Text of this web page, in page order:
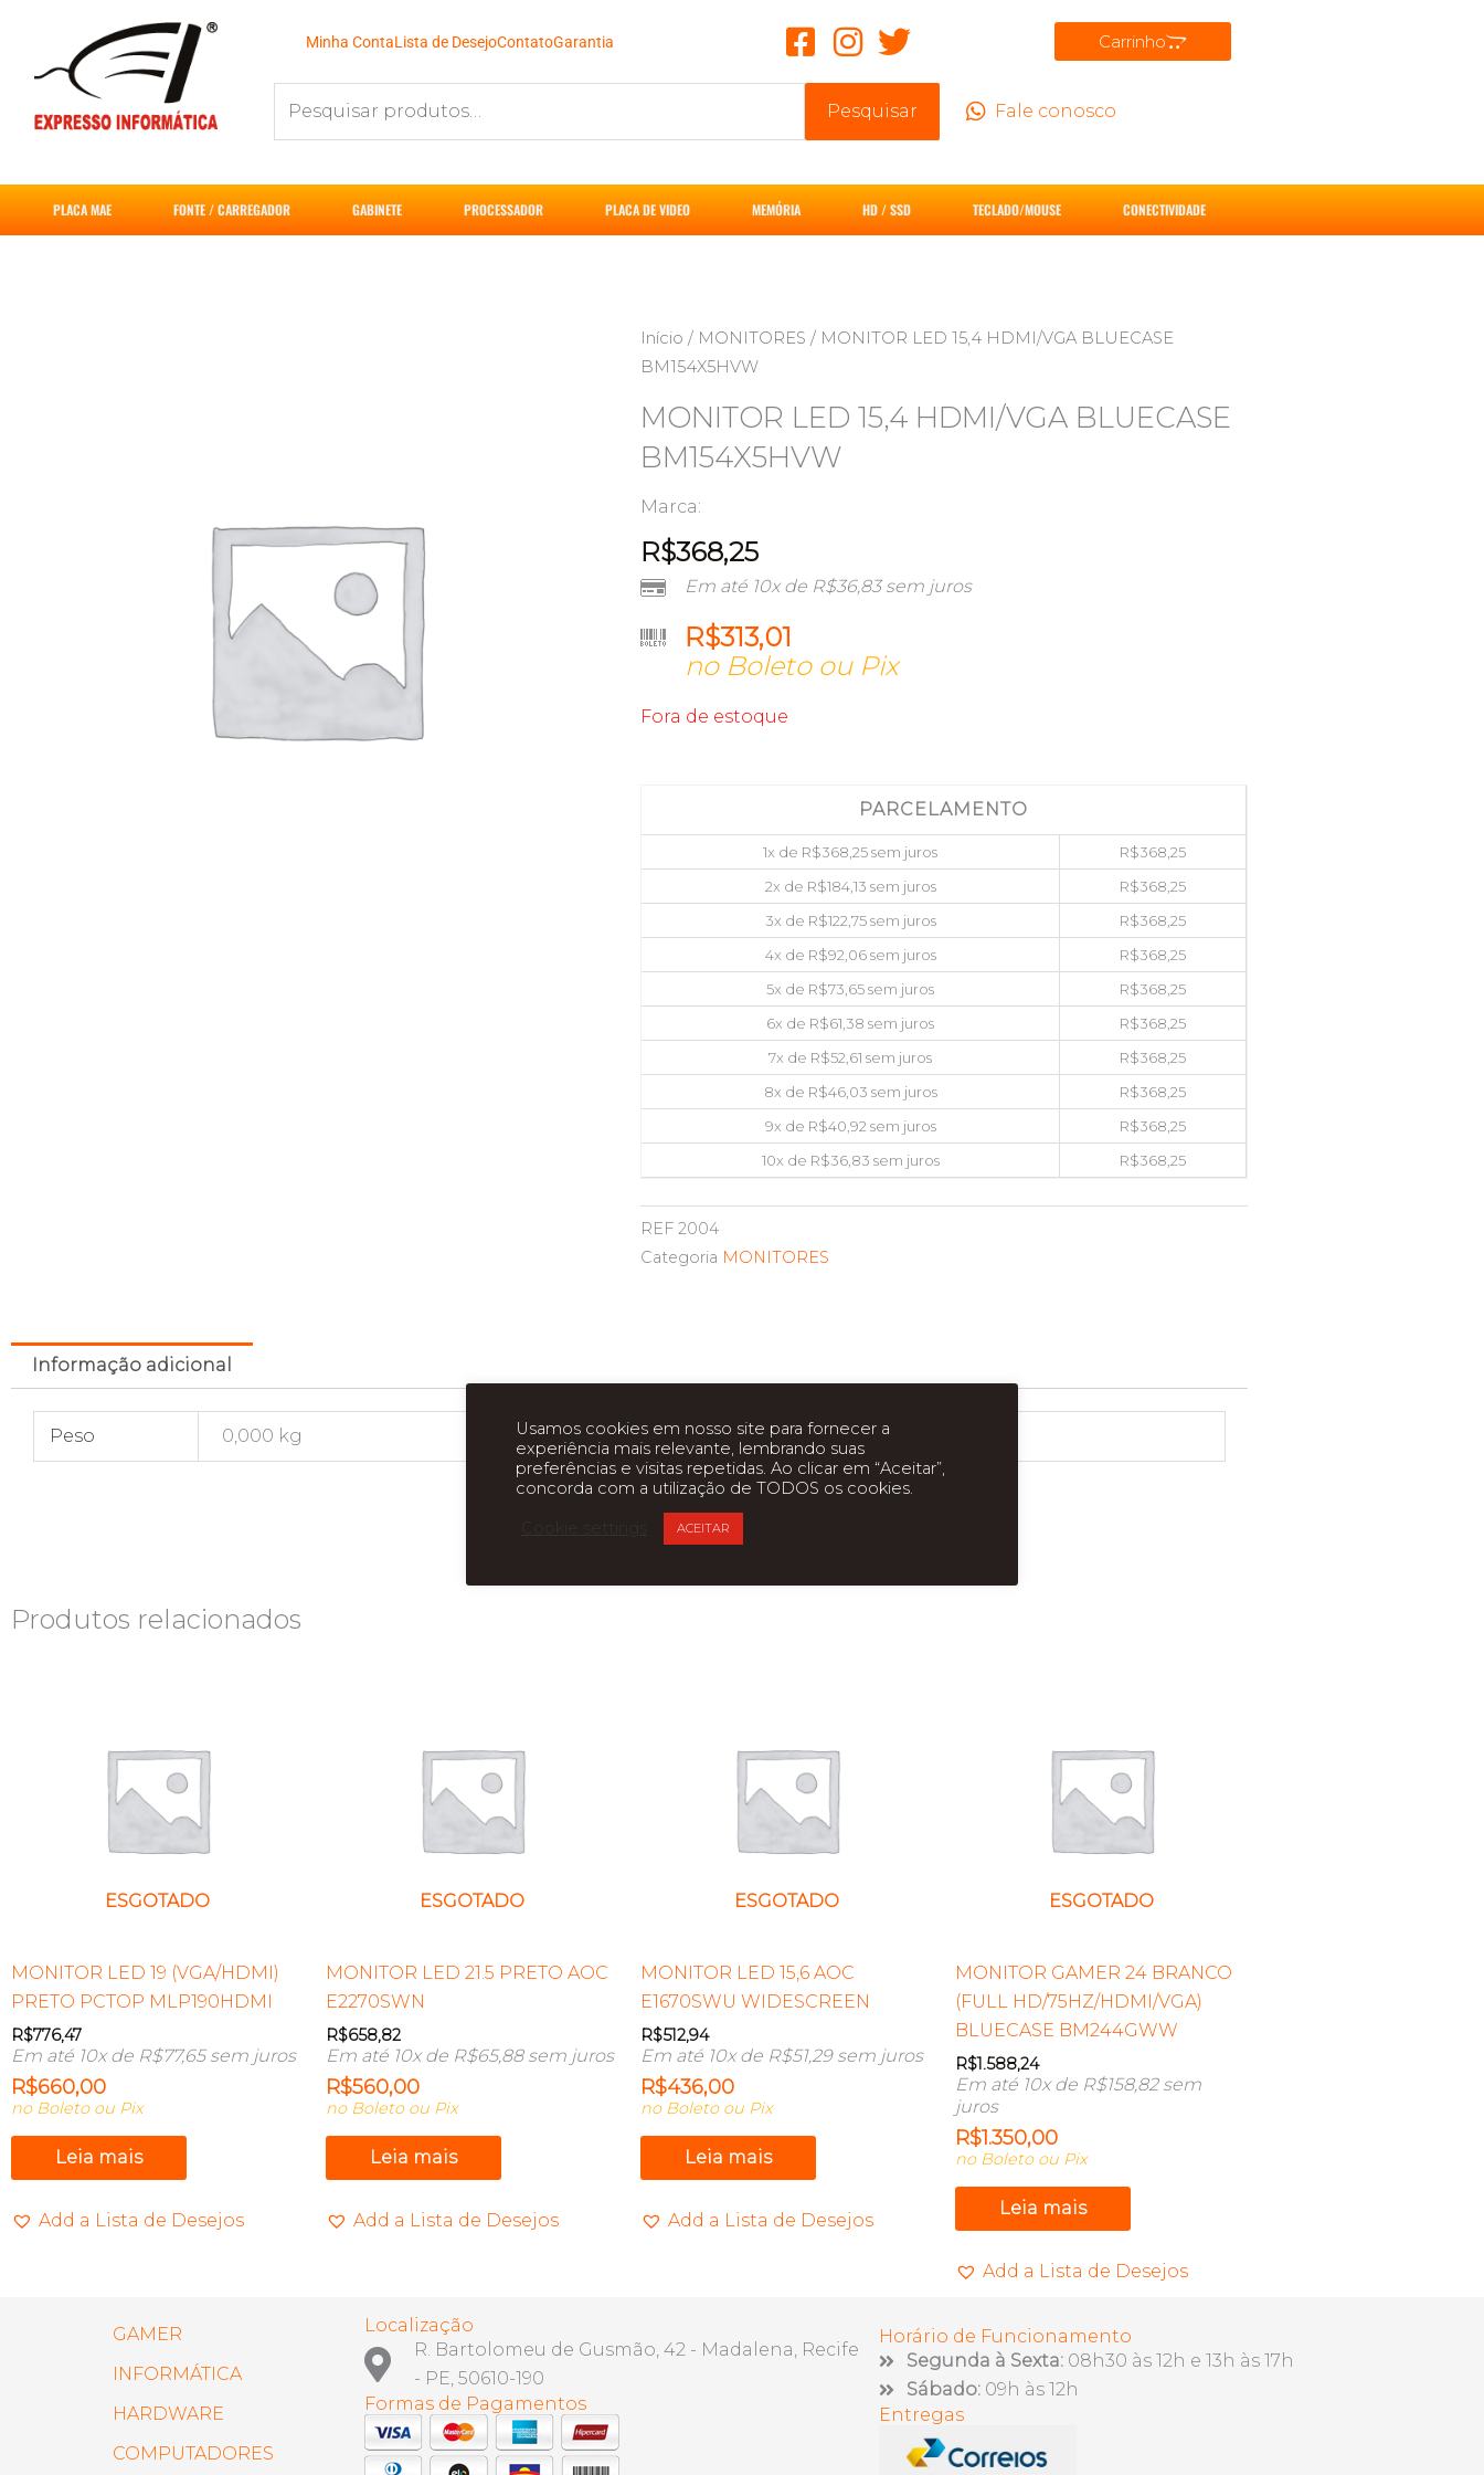
conteúdo
Minha ContaLista de DesejoContatoGarantia Carrinho
por:
Pesquisar Fale conosco
PLACA MAE FONTE / CARREGADOR GABINETE PROCESSADOR PLACA DE VIDEO MEMÓRIA HD / SSD TECLADO/MOUSE CONECTIVIDADE
Início / MONITORES / MONITOR LED 15,4 HDMI/VGA BLUECASE
BM154X5HVW
MONITOR LED 15,4 HDMI/VGA BLUECASE
BM154X5HVW
Marca:
R$368,25
Em até 10x de R$36,83sem juros
R$313,01
no Boleto ou Pix
Fora de estoque
PARCELAMENTO
1x de R$368,25sem juros R$368,25
2x de R$184,13 sem juros R$368,25
3x de R$122,75sem juros R$368,25
4x de R$92,06sem juros R$368,25
5x de R$73,65sem juros R$368,25
6x de R$61,38 sem juros R$368,25
7x de R$52,61 sem juros R$368,25
8x de R$46,03 sem juros R$368,25
9x de R$40,92 sem juros R$368,25
10x de R$36,83 sem juros R$368,25
REF 2004
Categoria MONITORES
Informação adicional
Peso 0,000 kg
Produtos relacionados
ESGOTADO
MONITOR LED 19 (VGA/HDMI)
PRETO PCTOP MLP190HDMI
R$776,47
Em até 10x de R$77,65sem juros
R$660,00
no Boleto ou Pix
Leia mais
Add a Lista de Desejos
ESGOTADO
MONITOR LED 21.5 PRETO AOC
E2270SWN
R$658,82
Em até 10x de R$65,88sem juros
R$560,00
no Boleto ou Pix
Leia mais
Add a Lista de Desejos
ESGOTADO
MONITOR LED 15,6 AOC
E1670SWU WIDESCREEN
R$512,94
Em até 10x de R$51,29sem juros
R$436,00
no Boleto ou Pix
Leia mais
Add a Lista de Desejos
ESGOTADO
MONITOR GAMER 24 BRANCO
(FULL HD/75HZ/HDMI/VGA)
BLUECASE BM244GWW
R$1.588,24
Em até 10x de R$158,82sem
juros
R$1.350,00
no Boleto ou Pix
Leia mais
Add a Lista de Desejos
GAMER
INFORMÁTICA
HARDWARE
COMPUTADORES
Localização
R. Bartolomeu de Gusmão, 42 - Madalena, Recife
- PE, 50610-190
Formas de Pagamentos
Horário de Funcionamento
Segunda à Sexta: 08h30 às 12h e 13h às 17h
Sábado: 09h às 12h
Entregas
Usamos cookies em nosso site para fornecer a
experiência mais relevante, lembrando suas
preferências e visitas repetidas. Ao clicar em “Aceitar”,
concorda com a utilização de TODOS os cookies.
ACEITAR